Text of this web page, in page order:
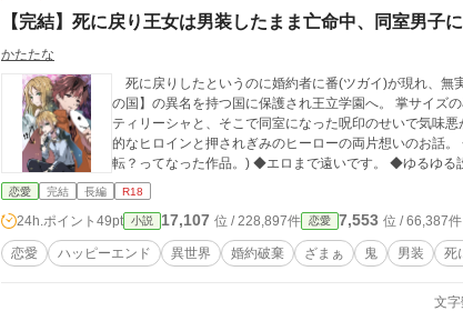
【完結】死に戻り王女は男装したまま亡命中、同室男子
かたたな
死に戻りしたというのに婚約者に番(ツガイ)が現れ、無
の国】の異名を持つ国に保護され王立学園へ。 掌サイズ
ティリーシャと、そこで同室になった呪印のせいで気味悪が
的なヒロインと押されぎみのヒーローの両片想いのお話
恋愛 完結 長編 R18
24h.ポイント 49pt 小説 17,107 位 / 228,897件 恋愛 7,553 位 / 66,387件
恋愛 ハッピーエンド 異世界 婚約破棄 ざまぁ 鬼 男装 死
文